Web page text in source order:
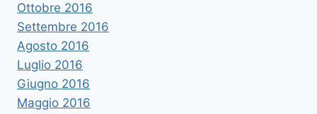
Ottobre 2016
Settembre 2016
Agosto 2016
Luglio 2016
Giugno 2016
Maggio 2016